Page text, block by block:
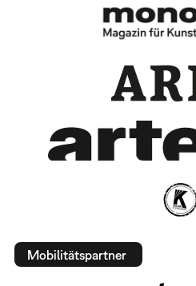
Mobilitätspartner